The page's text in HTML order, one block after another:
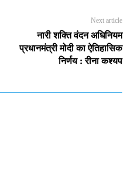
Next article
नारी शक्ति वंदन अधिनियम
प्रधानमंत्री मोदी का ऐतिहासिक
निर्णय : रीना कश्यप